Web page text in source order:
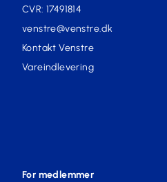
CVR: 17491814
venstre@venstre.dk
Kontakt Venstre
Vareindlevering
For medlemmer